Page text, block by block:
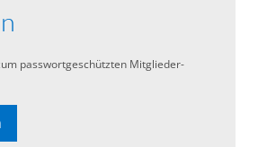
passwortgeschützten Mitglieder-